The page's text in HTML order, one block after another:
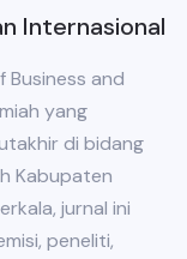
Internasional
Business and
yang
di bidang
Kabupaten
jurnal ini
peneliti,